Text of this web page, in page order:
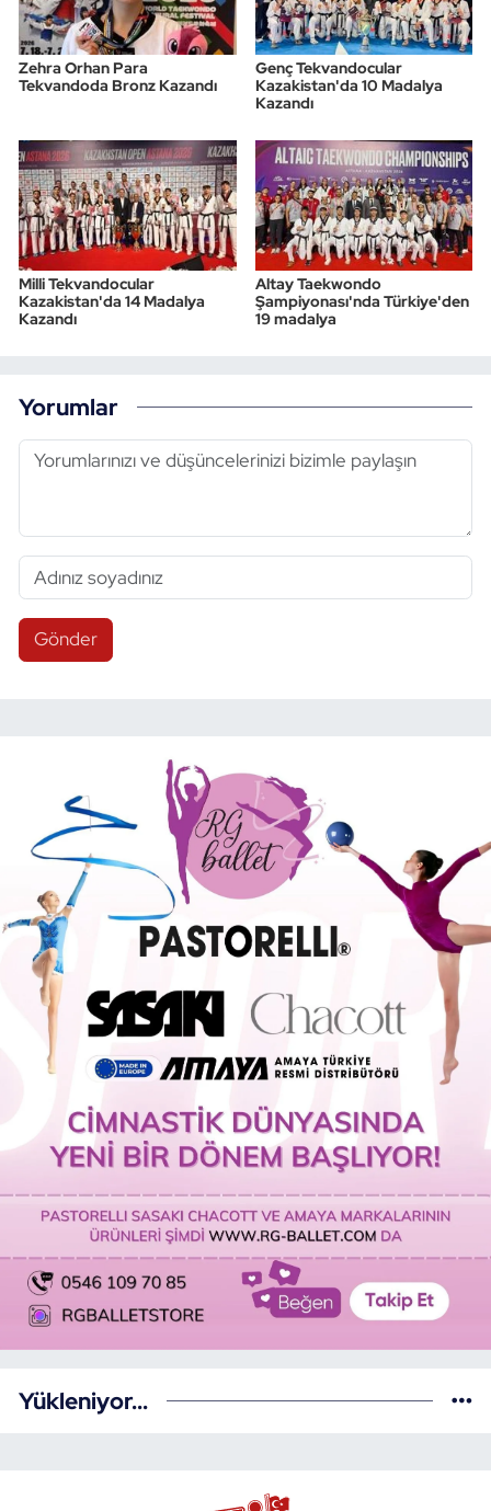
Zehra Orhan Para
Tekvandoda Bronz Kazandı
Genç Tekvandocular
Kazakistan'da 10 Madalya
Kazandı
Milli Tekvandocular
Kazakistan'da 14 Madalya
Kazandı
Altay Taekwondo
Şampiyonası'nda Türkiye'den
19 madalya
Yorumlar
Gönder
Yükleniyor...